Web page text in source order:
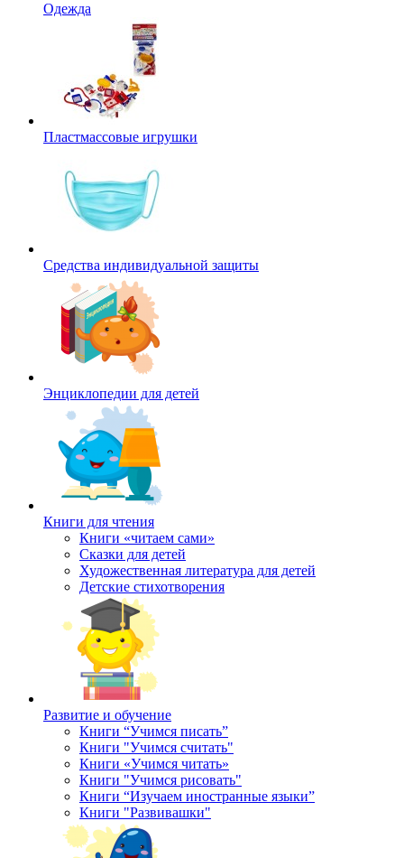
Одежда
Пластмассовые игрушки
Средства индивидуальной защиты
Энциклопедии для детей
Книги для чтения
Книги «читаем сами»
Сказки для детей
Художественная литература для детей
Детские стихотворения
Развитие и обучение
Книги “Учимся писать”
Книги "Учимся считать"
Книги «Учимся читать»
Книги "Учимся рисовать"
Книги “Изучаем иностранные языки”
Книги "Развивашки"